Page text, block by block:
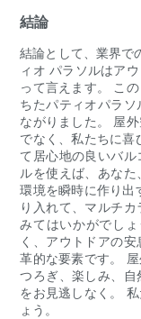
結論
結論として、業界で
ィオ パラソルはア
って言えます。 こ
ちたパティオパラ
ながりました。 屋
でなく、私たちに喜
て居心地の良いバ
ルを使えば、あな
環境を瞬時に作り出
り入れて、マルチ
みてはいかがでし
く、アウトドアの
革的な要素です。
つろぎ、楽しみ、
をお見逃しなく。
ょう。